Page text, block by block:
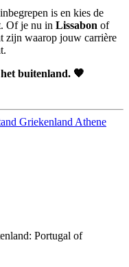
is en kies de
Of je nu in Lissabon of
zijn waarop jouw carrière
buitenland. 🧡
Griekenland Athene
Portugal of